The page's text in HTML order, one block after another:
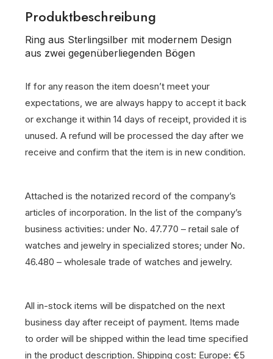
Produktbeschreibung
Ring aus Sterlingsilber mit modernem Design
aus zwei gegenüberliegenden Bögen
If for any reason the item doesn’t meet your
expectations, we are always happy to accept it back
or exchange it within 14 days of receipt, provided it is
unused. A refund will be processed the day after we
receive and confirm that the item is in new condition.
Attached is the notarized record of the company’s
articles of incorporation. In the list of the company’s
business activities: under No. 47.770 – retail sale of
watches and jewelry in specialized stores; under No.
46.480 – wholesale trade of watches and jewelry.
All in-stock items will be dispatched on the next
business day after receipt of payment. Items made
to order will be shipped within the lead time specified
in the product description. Shipping cost: Europe: €5